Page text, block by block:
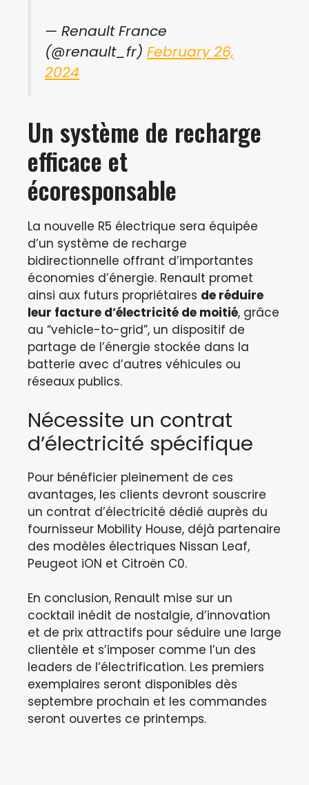
— Renault France
(@renault_fr) February 26,
2024
Un système de recharge
efficace et
écoresponsable
La nouvelle R5 électrique sera équipée
d’un système de recharge
bidirectionnelle offrant d’importantes
économies d’énergie. Renault promet
ainsi aux futurs propriétaires de réduire
leur facture d’électricité de moitié, grâce
au “vehicle-to-grid”, un dispositif de
partage de l’énergie stockée dans la
batterie avec d’autres véhicules ou
réseaux publics.
Nécessite un contrat
d’électricité spécifique
Pour bénéficier pleinement de ces
avantages, les clients devront souscrire
un contrat d’électricité dédié auprès du
fournisseur Mobility House, déjà partenaire
des modèles électriques Nissan Leaf,
Peugeot iON et Citroën C0.
En conclusion, Renault mise sur un
cocktail inédit de nostalgie, d’innovation
et de prix attractifs pour séduire une large
clientèle et s’imposer comme l’un des
leaders de l’électrification. Les premiers
exemplaires seront disponibles dès
septembre prochain et les commandes
seront ouvertes ce printemps.